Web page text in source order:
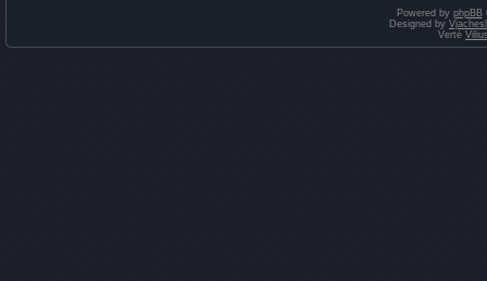
Powered by phpBB
Designed by
Vertė